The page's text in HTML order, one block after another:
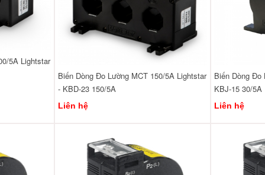
5A Lightstar
Biến Dòng Đo Lường MCT 150/5A Lightstar
- KBD-23 150/5A
Liên hệ
Biến Dòng Đo
KBJ-15 30/5A
Liên hệ